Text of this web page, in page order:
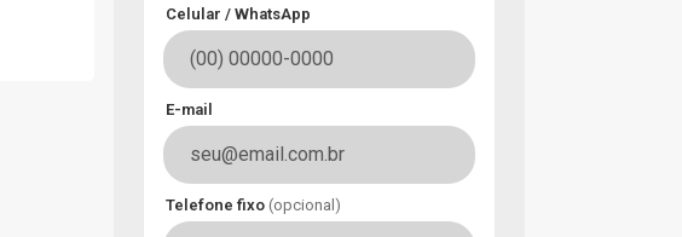
Celular / WhatsApp
E-mail
Telefone fixo (opcional)